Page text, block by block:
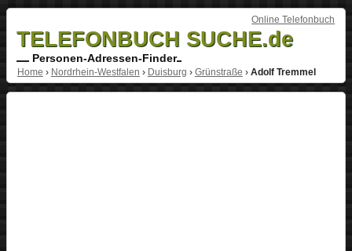
Online Telefonbuch
TELEFONBUCH SUCHE.de
Personen-Adressen-Finder
Home › Nordrhein-Westfalen › Duisburg › Grünstraße › Adolf Tremmel